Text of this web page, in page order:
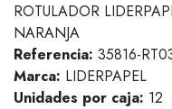
ROTULADOR
NARANJA
Referencia: 35816-
Marca: LIDERPAPEL
Unidades por caja: 12